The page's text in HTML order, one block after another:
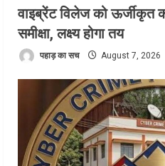
वाइब्रेंट विलेज को ऊर्जीकृत
समीक्षा, लक्ष्य होगा तय
पहाड़ का सच August 7, 2026